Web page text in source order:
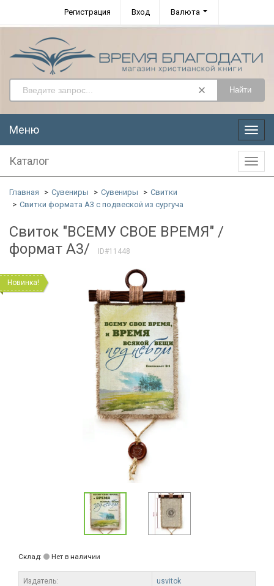
Регистрация Вход Валюта
Найти
Меню
Меню
Каталог
Главная Сувениры Сувениры
Свитки
Свитки формата А3 с подвеской из сургуча
Свиток "ВСЕМУ СВОЕ ВРЕМЯ" /
формат А3/
ID#11448
Новинка!
Склад: Нет в наличии
Издатель: usvitok